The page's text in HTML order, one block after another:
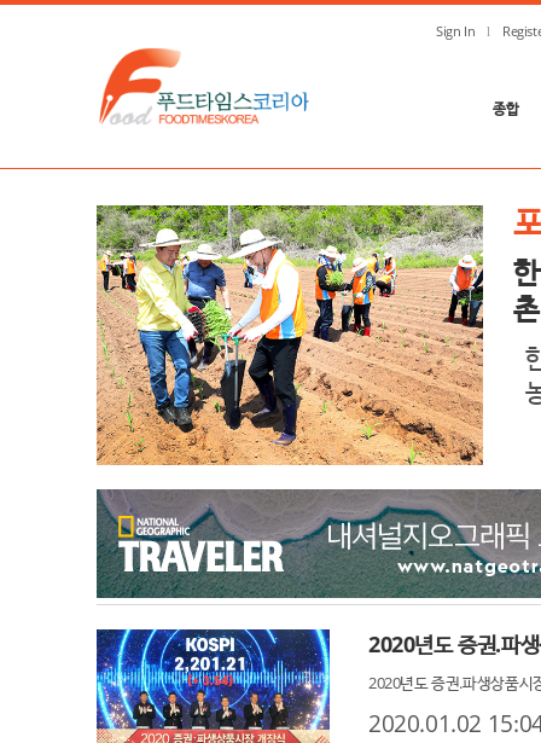
Sign In
종합
2020년도 증권.파
2020년도 증권.파생상품시
2020.01.02